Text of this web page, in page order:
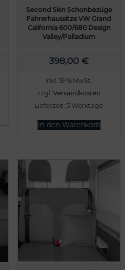
Second Skin Schonbezüge
Fahrerhaussitze VW Grand
California 600/680 Design
Valley/Palladium
398,00 €
inkl. 19 % MwSt.
zzgl.Versandkosten
Lieferzeit: 5 Werktage
In den Warenkorb